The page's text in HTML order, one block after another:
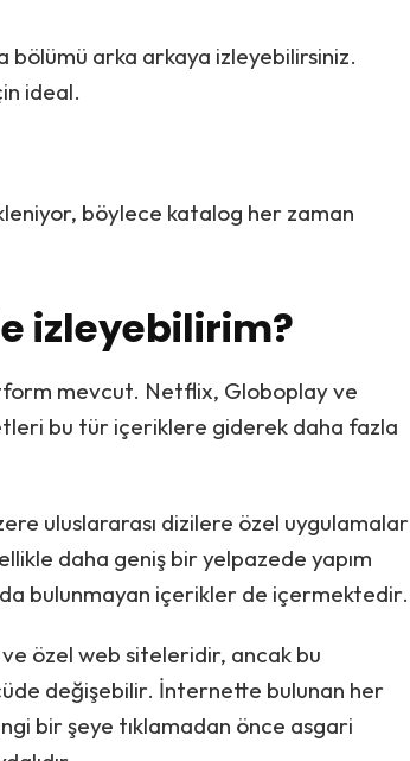
arka arkaya izleyebilirsiniz.
ideal.
böylece katalog her zaman
izleyebilirim?
mevcut. Netflix, Globoplay ve
bu tür içeriklere giderek daha fazla
uluslararası dizilere özel uygulamalar
daha geniş bir yelpazede yapım
bulunmayan içerikler de içermektedir.
özel web siteleridir, ancak bu
değişebilir. İnternette bulunan her
bir şeye tıklamadan önce asgari